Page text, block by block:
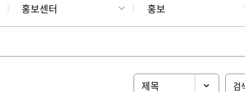
홍보센터 홍보